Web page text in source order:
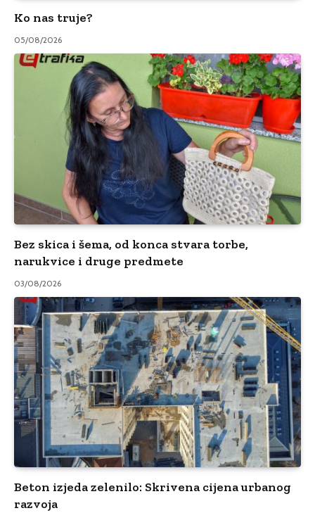
Ko nas truje?
05/08/2026
Bez skica i šema, od konca stvara torbe,
narukvice i druge predmete
03/08/2026
Beton izjeda zelenilo: Skrivena cijena urbanog
razvoja